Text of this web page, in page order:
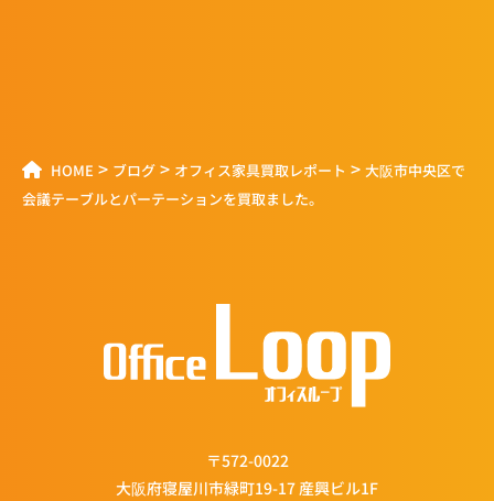
HOME > ブログ > オフィス家具買取レポート > 大阪市中央区で
会議テーブルとパーテーションを買取ました。
〒572-0022
大阪府寝屋川市緑町19-17 産興ビル1F